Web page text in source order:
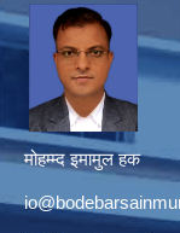
मोहम्म्द इमामुल हक